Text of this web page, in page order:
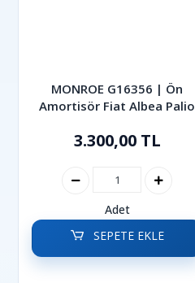
MONROE G16356 | Ön
Amortisör Fiat Albea Palio
3.300,00 TL
Adet
SEPETE EKLE